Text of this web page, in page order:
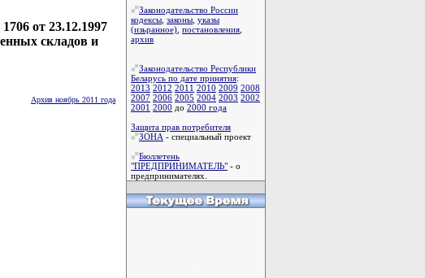
от 23.12.1997
складов и
Архив ноябрь 2011 года
Законодательство России
кодексы законы указы
(изьранное) постановления
архив
Законодательство Республики
Беларусь по дате принятия:
2013 2012 2011 2010 2009 2008
2007 2006 2005 2004 2003 2002
2001 2000 до 2000 года
Защита прав потребителя
ЗОНА - специальный проект
Бюллетень
"ПРЕДПРИНИМАТЕЛЬ" - о
предпринимателях.